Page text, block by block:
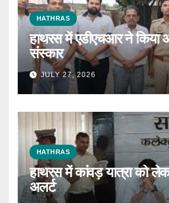
HATHRAS
हाथरस में एडीएचआर ने किया
संस्कार
JULY 27, 2026
HATHRAS
हाथरस में कांवड़ यात्रा को
अलर्ट